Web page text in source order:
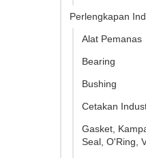
Perlengkapan
Alat Pemanas
Bearing
Bushing
Cetakan
Gasket,
Seal, O'Ring,